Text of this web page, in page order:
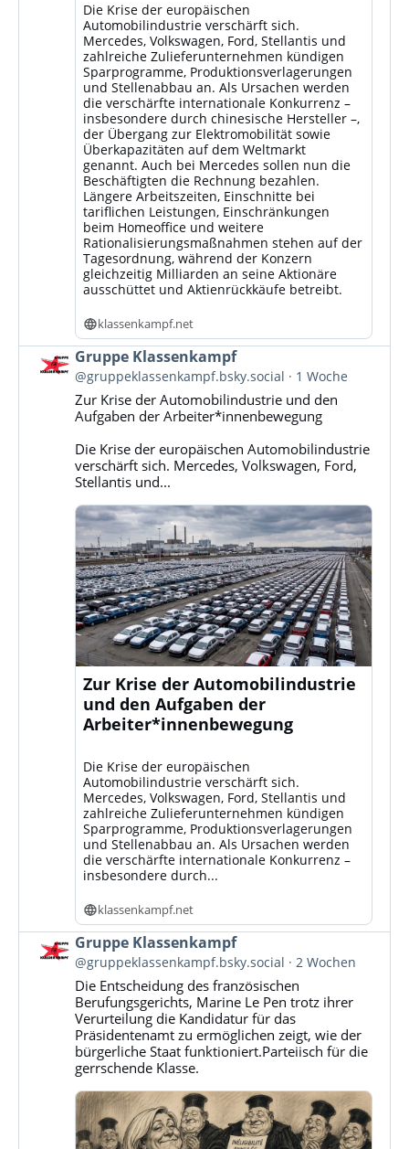
Die Krise der europäischen
Automobilindustrie verschärft sich.
Mercedes, Volkswagen, Ford, Stellantis und
zahlreiche Zulieferunternehmen kündigen
Sparprogramme, Produktionsverlagerungen
und Stellenabbau an. Als Ursachen werden
die verschärfte internationale Konkurrenz –
insbesondere durch chinesische Hersteller –,
der Übergang zur Elektromobilität sowie
Überkapazitäten auf dem Weltmarkt
genannt. Auch bei Mercedes sollen nun die
Beschäftigten die Rechnung bezahlen.
Längere Arbeitszeiten, Einschnitte bei
tariflichen Leistungen, Einschränkungen
beim Homeoffice und weitere
Rationalisierungsmaßnahmen stehen auf der
Tagesordnung, während der Konzern
gleichzeitig Milliarden an seine Aktionäre
ausschüttet und Aktienrückkäufe betreibt.
klassenkampf.net
Beitrag
von
Gruppe
Klassenkampf
Bluesky
ansehen
Gruppe Klassenkampf
@gruppeklassenkampf.bsky.social 1 Woche
Zur Krise der Automobilindustrie und den
Aufgaben der Arbeiter*innenbewegung
Die Krise der europäischen Automobilindustrie
verschärft sich. Mercedes, Volkswagen, Ford,
Stellantis und...
Zur Krise der Automobilindustrie
und den Aufgaben der
Arbeiter*innenbewegung
Die Krise der europäischen
Automobilindustrie verschärft sich.
Mercedes, Volkswagen, Ford, Stellantis und
zahlreiche Zulieferunternehmen kündigen
Sparprogramme, Produktionsverlagerungen
und Stellenabbau an. Als Ursachen werden
die verschärfte internationale Konkurrenz –
insbesondere durch...
klassenkampf.net
Beitrag
von
Gruppe
Klassenkampf
Bluesky
ansehen
Gruppe Klassenkampf
@gruppeklassenkampf.bsky.social 2 Wochen
Die Entscheidung des französischen
Berufungsgerichts, Marine Le Pen trotz ihrer
Verurteilung die Kandidatur für das
Präsidentenamt zu ermöglichen zeigt, wie der
bürgerliche Staat funktioniert.Parteiisch für die
gerrschende Klasse.